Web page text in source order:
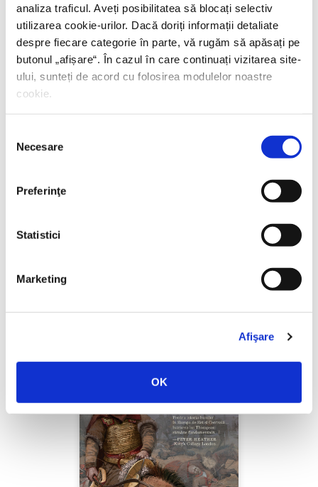
analiza traficul. Aveți posibilitatea să blocați selectiv
utilizarea cookie-urilor. Dacă doriți informații detaliate
despre fiecare categorie în parte, vă rugăm să apăsați pe
butonul „afișare“. În cazul în care continuați vizitarea site-
ului, sunteți de acord cu folosirea modulelor noastre
cookie.
consimțământului
Necesare
Preferinţe
Statistici
Marketing
Afişare
OK
Thierry Wolton, Lumea noastră orwelliană